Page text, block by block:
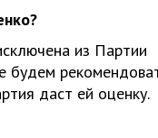
из Партии
будем
даст ей оценку.